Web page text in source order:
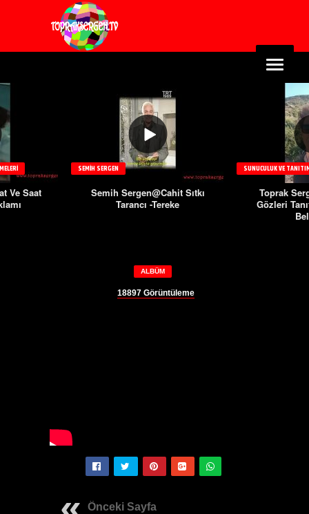
Sergen@Cahit Sıtkı
Tarancı -Tereke
SUNUCULUK VE TANITIM FILMLERI
Toprak Sergen@Ormanın
Gözleri Tanıtım-Habitat Tv-
ALBÜM
18897 Görüntüleme
Önceki Sayfa